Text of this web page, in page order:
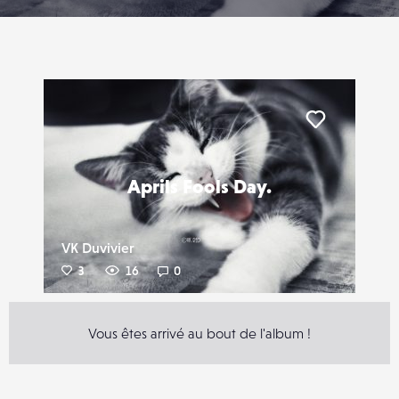
Aprils Fools Day.
VK Duvivier
3 16 0
Liker
Vous êtes arrivé au bout de l'album !